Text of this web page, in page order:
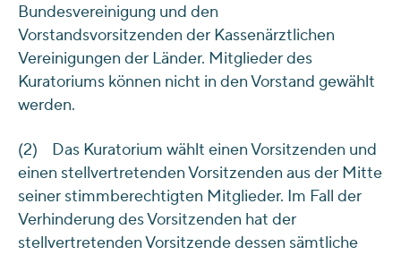
Bundesvereinigung und den
Vorstandsvorsitzenden der Kassenärztlichen
Vereinigungen der Länder. Mitglieder des
Kuratoriums können nicht in den Vorstand gewählt
werden.
(2) Das Kuratorium wählt einen Vorsitzenden und
einen stellvertretenden Vorsitzenden aus der Mitte
seiner stimmberechtigten Mitglieder. Im Fall der
Verhinderung des Vorsitzenden hat der
stellvertretenden Vorsitzende dessen sämtliche